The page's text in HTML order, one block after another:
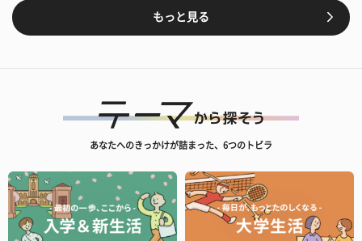
もっと見る
あなたへのきっかけが詰まった、6つのトビラ